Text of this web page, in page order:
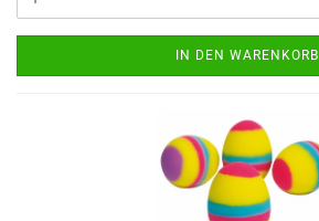
IN DEN WARENKORB